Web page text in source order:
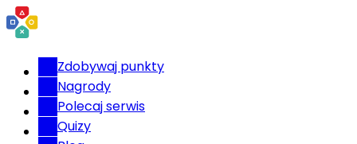
Zdobywaj punkty
Nagrody
Polecaj serwis
Quizy